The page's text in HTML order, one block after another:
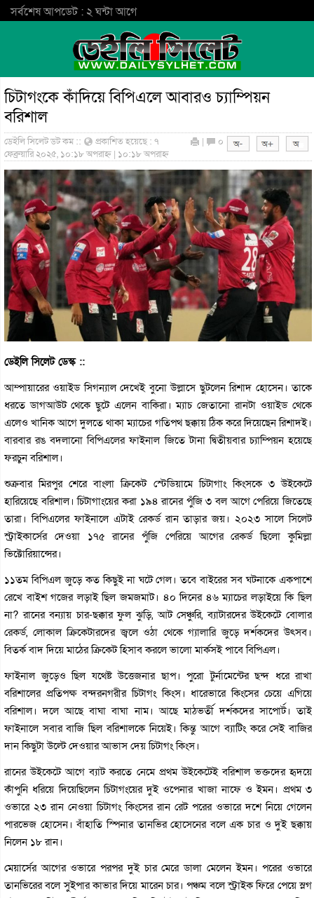
সর্বশেষ আপডেট : ২ ঘন্টা আগে
চিটাগংকে কাঁদিয়ে বিপিএলে আবারও চ্যাম্পিয়ন
বরিশাল
ডেইলি সিলেট ডট কম ::
প্রকাশিত হয়েছে : ৭
ফেব্রুয়ারি ২০২৫, ১০:১৮ অপরাহ্ন | ১০:১৮ অপরাহ্ন
| ০
ডেইলি সিলেট ডেস্ক ::
আম্পায়ারের ওয়াইড সিগন্যাল দেখেই বুনো উল্লাসে ছুটলেন রিশাদ হোসেন। তাকে
ধরতে ডাগআউট থেকে ছুটে এলেন বাকিরা। ম্যাচ জেতানো রানটা ওয়াইড থেকে
এলেও খানিক আগে দুলতে থাকা ম্যাচের গতিপথ ছক্কায় ঠিক করে দিয়েছেন রিশাদই।
বারবার রঙ বদলানো বিপিএলের ফাইনাল জিতে টানা দ্বিতীয়বার চ্যাম্পিয়ন হয়েছে
ফরচুন বরিশাল।
শুক্রবার মিরপুর শেরে বাংলা ক্রিকেট স্টেডিয়ামে চিটাগাং কিংসকে ৩ উইকেটে
হারিয়েছে বরিশাল। চিটাগাংয়ের করা ১৯৪ রানের পুঁজি ৩ বল আগে পেরিয়ে জিতেছে
তারা। বিপিএলের ফাইনালে এটাই রেকর্ড রান তাড়ার জয়। ২০২৩ সালে সিলেট
স্ট্রাইকার্সের দেওয়া ১৭৫ রানের পুঁজি পেরিয়ে আগের রেকর্ড ছিলো কুমিল্লা
ভিক্টোরিয়ান্সের।
১১তম বিপিএল জুড়ে কত কিছুই না ঘটে গেল। তবে বাইরের সব ঘটনাকে একপাশে
রেখে বাইশ গজের লড়াই ছিল জমজমাট। ৪০ দিনের ৪৬ ম্যাচের লড়াইয়ে কি ছিল
না? রানের বন্যায় চার-ছক্কার ফুল ঝুড়ি, আট সেঞ্চুরি, ব্যাটারদের উইকেটে বোলার
রেকর্ড, লোকাল ক্রিকেটারদের জ্বলে ওঠা থেকে গ্যালারি জুড়ে দর্শকদের উৎসব।
বিতর্ক বাদ দিয়ে মাঠের ক্রিকেট হিসাব করলে ভালো মার্কসই পাবে বিপিএল।
ফাইনাল জুড়েও ছিল যথেষ্ট উত্তেজনার ছাপ। পুরো টুর্নামেন্টের ছন্দ ধরে রাখা
বরিশালের প্রতিপক্ষ বন্দরনগরীর চিটাগং কিংস। ধারেভারে কিংসের চেয়ে এগিয়ে
বরিশাল। দলে আছে বাঘা বাঘা নাম। আছে মাঠভর্তী দর্শকদের সাপোর্ট। তাই
ফাইনালে সবার বাজি ছিল বরিশালকে নিয়েই। কিন্তু আগে ব্যাটিং করে সেই বাজির
দান কিছুটা উল্টে দেওয়ার আভাস দেয় চিটাগং কিংস।
রানের উইকেটে আগে ব্যাট করতে নেমে প্রথম উইকেটেই বরিশাল ভক্তদের হৃদয়ে
কাঁপুনি ধরিয়ে দিয়েছিলেন চিটাগংয়ের দুই ওপেনার খাজা নাফে ও ইমন। প্রথম ৩
ওভারে ২৩ রান নেওয়া চিটাগং কিংসের রান রেট পরের ওভারে দশে নিয়ে গেলেন
পারভেজ হোসেন। বাঁহাতি স্পিনার তানভির হোসেনের বলে এক চার ও দুই ছক্কায়
নিলেন ১৮ রান।
মেয়ার্সের আগের ওভারে পরপর দুই চার মেরে ডালা মেলেন ইমন। পরের ওভারে
তানভিরের বলে সুইপার কাভার দিয়ে মারেন চার। পঞ্চম বলে স্ট্রাইক ফিরে পেয়ে স্লগ